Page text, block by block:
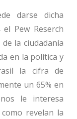
darse dicha
Pew Reserch
la ciudadanía
en la política y
la cifra de
un 65% en
le interesa
revelan la